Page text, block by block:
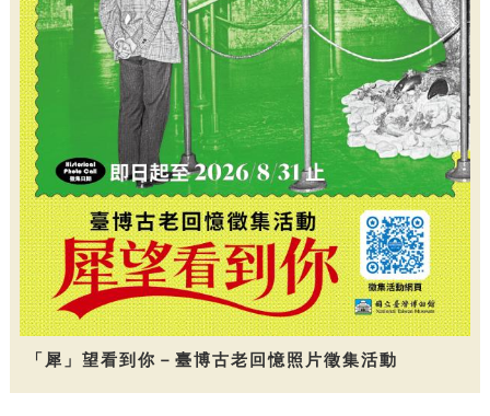
「犀」望看到你－臺博古老回憶照片徵集活動